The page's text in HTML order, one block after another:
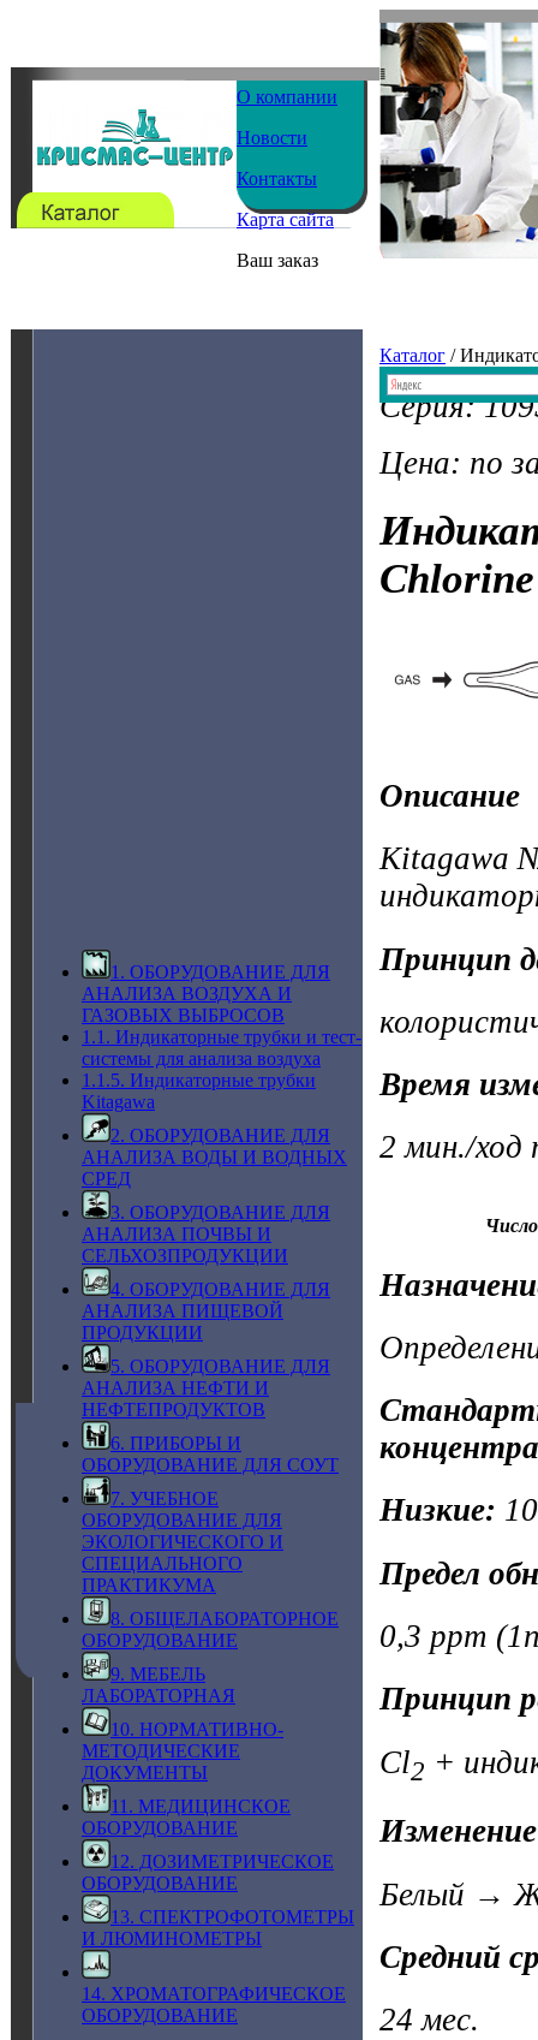
О компании
Новости
Контакты
Карта сайта
Ваш заказ
1. ОБОРУДОВАНИЕ ДЛЯ
АНАЛИЗА ВОЗДУХА И
ГАЗОВЫХ ВЫБРОСОВ
1.1. Индикаторные трубки и тест-
системы для анализа воздуха
1.1.5. Индикаторные трубки
Kitagawa
2. ОБОРУДОВАНИЕ ДЛЯ
АНАЛИЗА ВОДЫ И ВОДНЫХ
СРЕД
3. ОБОРУДОВАНИЕ ДЛЯ
АНАЛИЗА ПОЧВЫ И
СЕЛЬХОЗПРОДУКЦИИ
4. ОБОРУДОВАНИЕ ДЛЯ
АНАЛИЗА ПИЩЕВОЙ
ПРОДУКЦИИ
5. ОБОРУДОВАНИЕ ДЛЯ
АНАЛИЗА НЕФТИ И
НЕФТЕПРОДУКТОВ
6. ПРИБОРЫ И
ОБОРУДОВАНИЕ ДЛЯ СОУТ
7. УЧЕБНОЕ
ОБОРУДОВАНИЕ ДЛЯ
ЭКОЛОГИЧЕСКОГО И
СПЕЦИАЛЬНОГО
ПРАКТИКУМА
8. ОБЩЕЛАБОРАТОРНОЕ
ОБОРУДОВАНИЕ
9. МЕБЕЛЬ
ЛАБОРАТОРНАЯ
10. НОРМАТИВНО-
МЕТОДИЧЕСКИЕ
ДОКУМЕНТЫ
11. МЕДИЦИНСКОЕ
ОБОРУДОВАНИЕ
12. ДОЗИМЕТРИЧЕСКОЕ
ОБОРУДОВАНИЕ
13. СПЕКТРОФОТОМЕТРЫ
И ЛЮМИНОМЕТРЫ
14. ХРОМАТОГРАФИЧЕСКОЕ
ОБОРУДОВАНИЕ
Каталог /
Серия:
Цена: по
Описание
Kitagawa
Принцип
Время
2 мин./ход
Низкие:
Предел
0,3 ppm
Принцип
Cl2 +
Белый →
Средний
24 мес.